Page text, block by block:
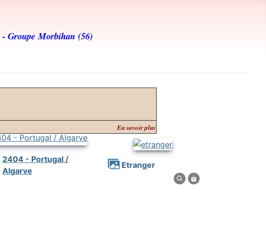
- Groupe Morbihan (56)
En savoir plus
2404 - Portugal /
Algarve
etranger